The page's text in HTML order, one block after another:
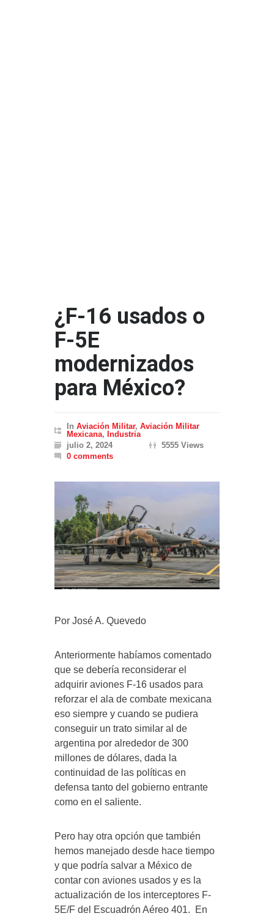
¿F-16 usados o
F-5E
modernizados
para México?
In Aviación Militar, Aviación Militar
Mexicana, Industria
julio 2, 2024
5555 Views
0 comments
Por José A. Quevedo
Anteriormente habíamos comentado
que se debería reconsiderar el
adquirir aviones F-16 usados para
reforzar el ala de combate mexicana
eso siempre y cuando se pudiera
conseguir un trato similar al de
argentina por alrededor de 300
millones de dólares, dada la
continuidad de las políticas en
defensa tanto del gobierno entrante
como en el saliente.
Pero hay otra opción que también
hemos manejado desde hace tiempo
y que podría salvar a México de
contar con aviones usados y es la
actualización de los interceptores F-
5E/F del Escuadrón Aéreo 401. En